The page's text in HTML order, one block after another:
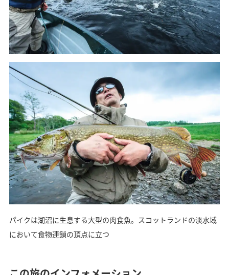
パイクは湖沼に生息する大型の肉食魚。スコットランドの淡水域
において食物連鎖の頂点に立つ